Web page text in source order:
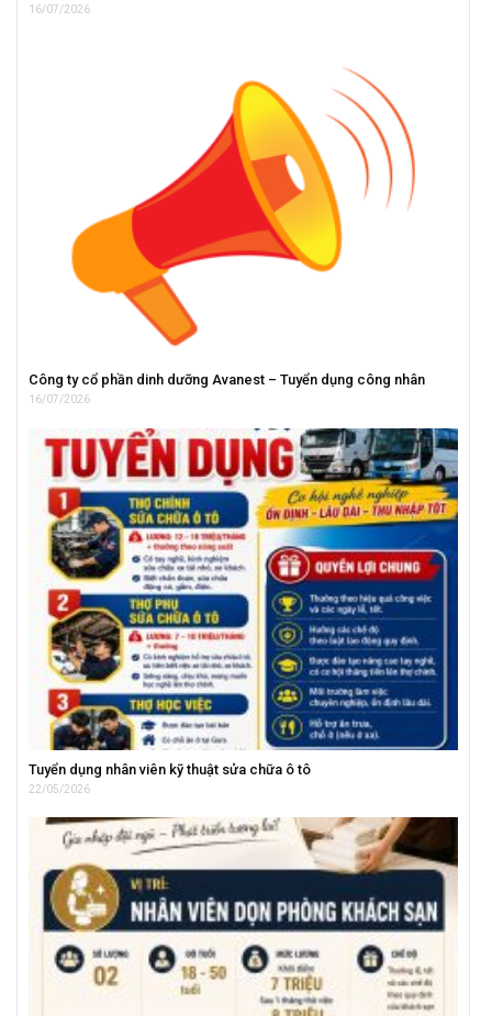
16/07/2026
Công ty cổ phần dinh dưỡng Avanest – Tuyển dụng công nhân
16/07/2026
Tuyển dụng nhân viên kỹ thuật sửa chữa ô tô
22/05/2026